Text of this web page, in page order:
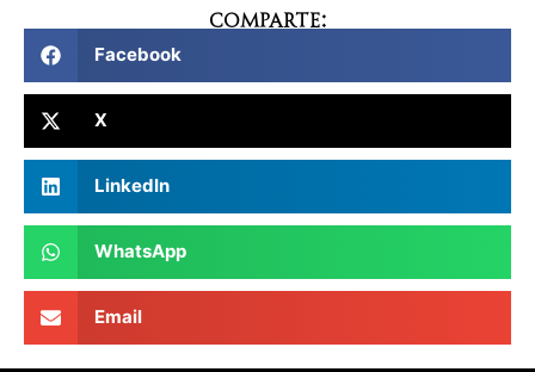
Comparte:
Facebook
X
LinkedIn
WhatsApp
Email